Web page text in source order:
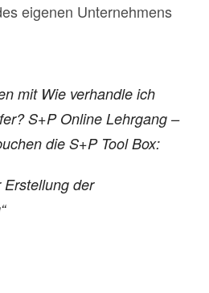
eigenen Unternehmens
mit Wie verhandle ich
S+P Online Lehrgang –
die S+P Tool Box:
Erstellung der